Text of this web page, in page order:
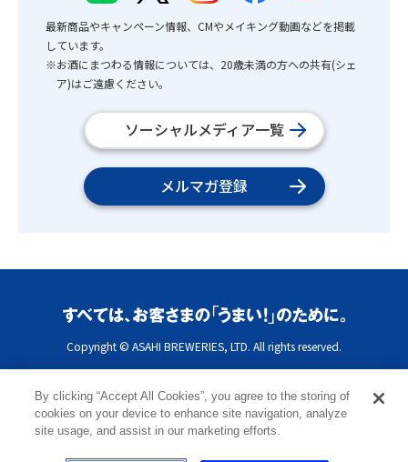
最新商品やキャンペーン情報、CMやメイキング動画などを掲載
しています。
※お酒にまつわる情報については、20歳未満の方への共有(シェ
ア)はご遠慮ください。
ソーシャルメディア一覧
メルマガ登録
Copyright © ASAHI BREWERIES, LTD. All rights reserved.
By clicking “Accept All Cookies”, you agree to the storing of
cookies on your device to enhance site navigation, analyze
site usage, and assist in our marketing efforts.